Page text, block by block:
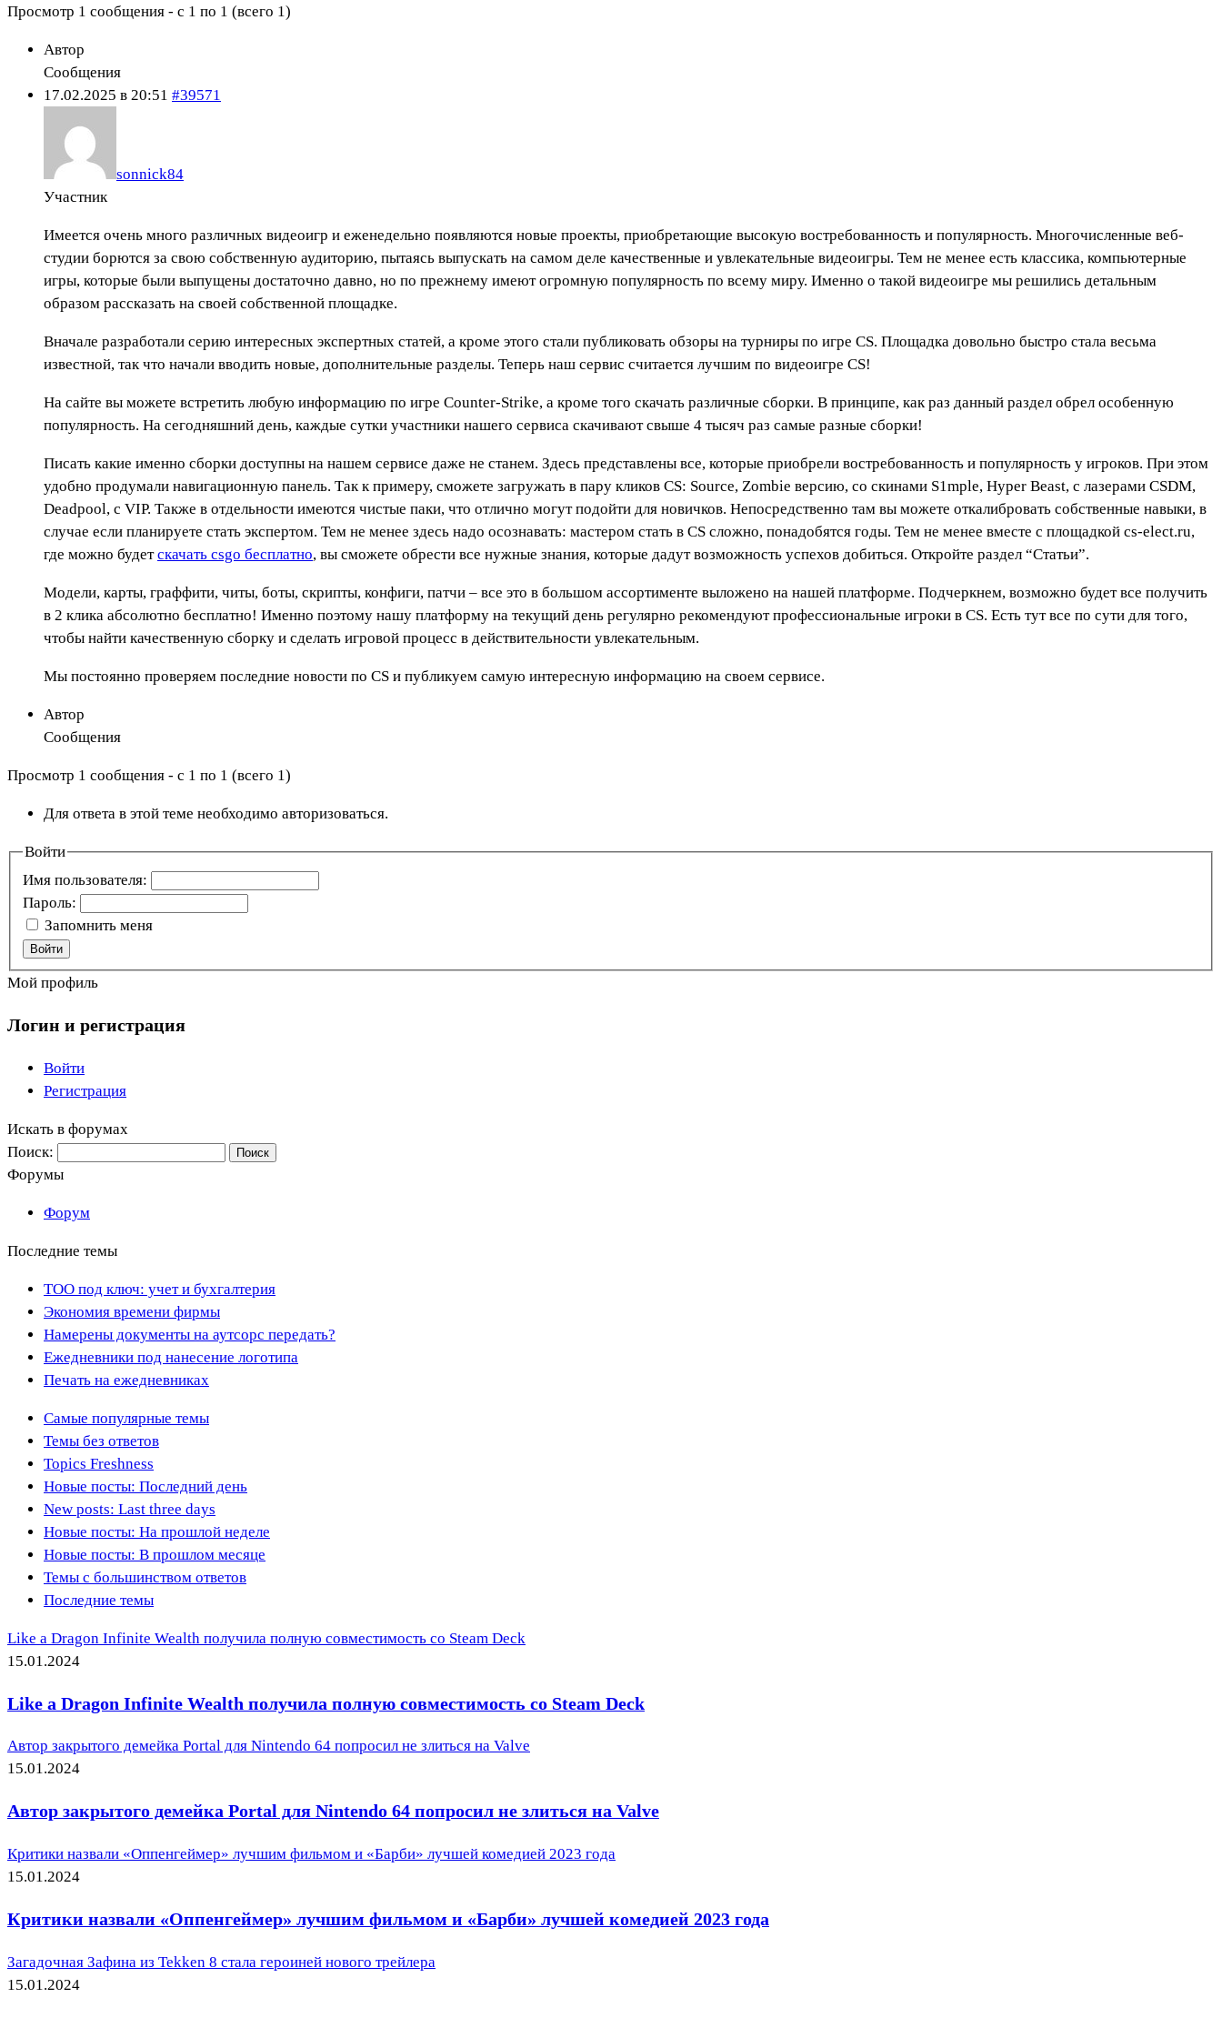
Просмотр 1 сообщения - с 1 по 1 (всего 1)
Автор
Сообщения
17.02.2025 в 20:51 #39571
sonnick84
Участник
Имеется очень много различных видеоигр и еженедельно появляются новые проекты, приобретающие высокую востребованность и популярность. Многочисленные веб-
студии борются за свою собственную аудиторию, пытаясь выпускать на самом деле качественные и увлекательные видеоигры. Тем не менее есть классика, компьютерные
игры, которые были выпущены достаточно давно, но по прежнему имеют огромную популярность по всему миру. Именно о такой видеоигре мы решились детальным
образом рассказать на своей собственной площадке.
Вначале разработали серию интересных экспертных статей, а кроме этого стали публиковать обзоры на турниры по игре CS. Площадка довольно быстро стала весьма
известной, так что начали вводить новые, дополнительные разделы. Теперь наш сервис считается лучшим по видеоигре CS!
На сайте вы можете встретить любую информацию по игре Counter-Strike, а кроме того скачать различные сборки. В принципе, как раз данный раздел обрел особенную
популярность. На сегодняшний день, каждые сутки участники нашего сервиса скачивают свыше 4 тысяч раз самые разные сборки!
Писать какие именно сборки доступны на нашем сервисе даже не станем. Здесь представлены все, которые приобрели востребованность и популярность у игроков. При этом
удобно продумали навигационную панель. Так к примеру, сможете загружать в пару кликов CS: Source, Zombie версию, со скинами S1mple, Hyper Beast, с лазерами CSDM,
Deadpool, с VIP. Также в отдельности имеются чистые паки, что отлично могут подойти для новичков. Непосредственно там вы можете откалибровать собственные навыки, в
случае если планируете стать экспертом. Тем не менее здесь надо осознавать: мастером стать в CS сложно, понадобятся годы. Тем не менее вместе с площадкой cs-elect.ru,
где можно будетскачать csgo бесплатно, вы сможете обрести все нужные знания, которые дадут возможность успехов добиться. Откройте раздел “Статьи”.
Модели, карты, граффити, читы, боты, скрипты, конфиги, патчи – все это в большом ассортименте выложено на нашей платформе. Подчеркнем, возможно будет все получить
в 2 клика абсолютно бесплатно! Именно поэтому нашу платформу на текущий день регулярно рекомендуют профессиональные игроки в CS. Есть тут все по сути для того,
чтобы найти качественную сборку и сделать игровой процесс в действительности увлекательным.
Мы постоянно проверяем последние новости по CS и публикуем самую интересную информацию на своем сервисе.
Автор
Сообщения
Просмотр 1 сообщения - с 1 по 1 (всего 1)
Для ответа в этой теме необходимо авторизоваться.
Войти
Имя пользователя:
Пароль:
Запомнить меня
Войти
Мой профиль
Логин и регистрация
Войти
Регистрация
Искать в форумах
Поиск:
Форумы
Форум
Последние темы
ТОО под ключ: учет и бухгалтерия
Экономия времени фирмы
Намерены документы на аутсорс передать?
Ежедневники под нанесение логотипа
Печать на ежедневниках
Самые популярные темы
Темы без ответов
Topics Freshness
Новые посты: Последний день
New posts: Last three days
Новые посты: На прошлой неделе
Новые посты: В прошлом месяце
Темы с большинством ответов
Последние темы
Like a Dragon Infinite Wealth получила полную совместимость со Steam Deck
15.01.2024
Like a Dragon Infinite Wealth получила полную совместимость со Steam Deck
Автор закрытого демейка Portal для Nintendo 64 попросил не злиться на Valve
15.01.2024
Автор закрытого демейка Portal для Nintendo 64 попросил не злиться на Valve
Критики назвали «Оппенгеймер» лучшим фильмом и «Барби» лучшей комедией 2023 года
15.01.2024
Критики назвали «Оппенгеймер» лучшим фильмом и «Барби» лучшей комедией 2023 года
Загадочная Зафина из Tekken 8 стала героиней нового трейлера
15.01.2024